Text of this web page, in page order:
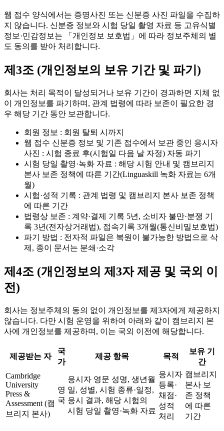
웹 접수 양식에서는 증명사진 또는 신분증 사진 파일을 수집하
지 않습니다. 신분증 정보와 시험 당일 촬영 자료 등 고유식별
정보·민감정보는 「개인정보 보호법」에 따라 정보주체의 별
도 동의를 받아 처리합니다.
제3조 (개인정보의 보유 기간 및 파기)
회사는 처리 목적이 달성되거나 보유 기간이 경과하면 지체 없
이 개인정보를 파기하며, 관계 법령에 따라 보존이 필요한 경
우 해당 기간 동안 보관합니다.
회원 정보 : 회원 탈퇴 시까지
웹 접수 신분증 정보 및 기존 접수에서 보관 중인 응시자
사진 : 시험 종료 후(시험일 다음 날 자정) 자동 파기
시험 당일 촬영·녹화 자료 : 해당 시험 안내 및 캠브리지
본사 보존 정책에 따른 기간(Linguaskill 녹화 자료는 6개
월)
시험·성적 기록 : 관계 법령 및 캠브리지 본사 보존 정책
에 따른 기간
법령상 보존 : 계약·결제 기록 5년, 소비자 불만·분쟁 기
록 3년(전자상거래법), 접속기록 3개월(통신비밀보호법)
파기 방법 : 전자적 파일은 복원이 불가능한 방법으로 삭
제, 종이 문서는 분쇄·소각
제4조 (개인정보의 제3자 제공 및 국외 이
전)
회사는 정보주체의 동의 없이 개인정보를 제3자에게 제공하지
않습니다. 다만 시험 운영을 위하여 아래와 같이 캠브리지 본
사에 개인정보를 제공하며, 이는 국외 이전에 해당합니다.
제공받는 자
국
가
제공 항목 목적
보유 기
간
Cambridge
University
Press &
Assessment (캠
브리지 본사)
영
국
응시자 영문 성명, 생년월
일, 성별, 시험 종류·일정,
응시 결과, 해당 시험의
시험 당일 촬영·녹화 자료
응시자
등록·
채점·
성적
처리
캠브리지
본사 보
존 정책
에 따른
기간